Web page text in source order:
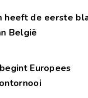
heeft de eerste
België
Europees